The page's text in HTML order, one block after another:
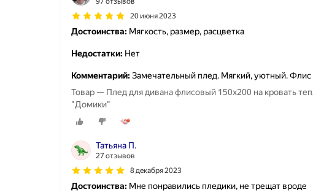
20 июня 2023
Достоинства: Мягкость, размер, расцветка
Недостатки: Нет
Комментарий:Замечательный плед. Мягкий, уютный. Флис
Товар — Плед для дивана флисовый 150х200 на кровать
"Домики"
Татьяна П.
27 отзывов
8 декабря 2023
Достоинства: Мне понравились пледики, не трещат вроде